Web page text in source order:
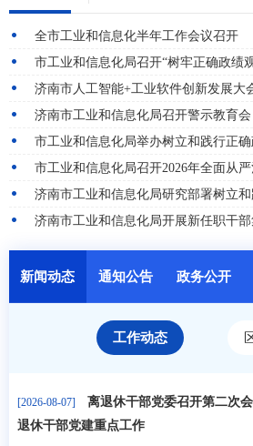
全市工业和信息化半年工作会议召开
济南市工业和信息化局召开警示教育会
新闻动态 通知公告 政务公开
工作动态
[2026-08-07]
离退休干部党委召开第二次
退休干部党建重点工作